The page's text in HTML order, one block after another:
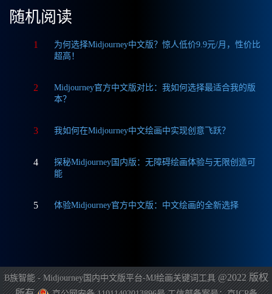
随机阅读
1
为何选择Midjourney中文版？惊人低价9.9元/月，性价比
超高！
2
Midjourney官方中文版对比：我如何选择最适合我的版
本？
3 我如何在Midjourney中文绘画中实现创意飞跃？
4
探秘Midjourney国内版：无障碍绘画体验与无限创造可
能
5 体验Midjourney官方中文版：中文绘画的全新选择
B族智能 - Midjourney国内中文版平台-MJ绘画关键词工具@2022 版权